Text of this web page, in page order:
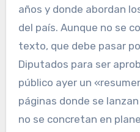
años y donde abordan
del país. Aunque no se
texto, que debe pasar
Diputados para ser
público ayer un
páginas donde se
no se concretan en